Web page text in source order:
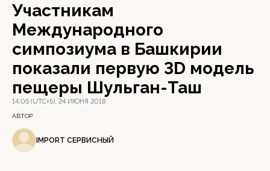
Участникам
Международного
симпозиума в Башкирии
показали первую 3D модель
пещеры Шульган-Таш
14:05 (UTC+5), 24 ИЮНЯ 2018
АВТОР
IMPORT СЕРВИСНЫЙ